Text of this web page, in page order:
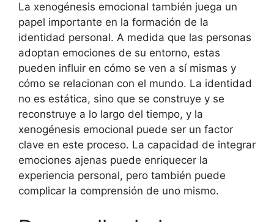
La xenogénesis emocional también juega un
papel importante en la formación de la
identidad personal. A medida que las personas
adoptan emociones de su entorno, estas
pueden influir en cómo se ven a sí mismas y
cómo se relacionan con el mundo. La identidad
no es estática, sino que se construye y se
reconstruye a lo largo del tiempo, y la
xenogénesis emocional puede ser un factor
clave en este proceso. La capacidad de integrar
emociones ajenas puede enriquecer la
experiencia personal, pero también puede
complicar la comprensión de uno mismo.